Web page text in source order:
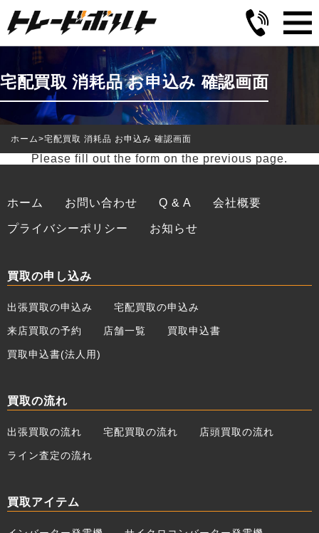
宅配買取 消耗品 お申込み 確認画面
ホーム>宅配買取 消耗品 お申込み 確認画面
Please fill out the form on the previous page.
ホーム お問い合わせ Q & A 会社概要
プライバシーポリシー お知らせ
買取の申し込み
出張買取の申込み 宅配買取の申込み
来店買取の予約 店舗一覧 買取申込書
買取申込書(法人用)
買取の流れ
出張買取の流れ 宅配買取の流れ 店頭買取の流れ
ライン査定の流れ
買取アイテム